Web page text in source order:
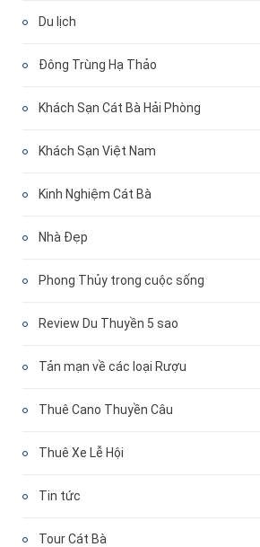
Du lịch
Đông Trùng Hạ Thảo
Khách Sạn Cát Bà Hải Phòng
Khách Sạn Việt Nam
Kinh Nghiệm Cát Bà
Nhà Đẹp
Phong Thủy trong cuộc sống
Review Du Thuyền 5 sao
Tản mạn về các loại Rượu
Thuê Cano Thuyền Câu
Thuê Xe Lễ Hội
Tin tức
Tour Cát Bà